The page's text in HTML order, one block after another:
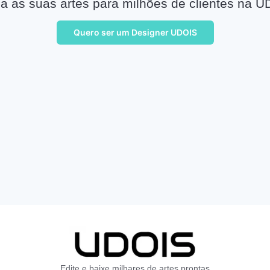
as suas artes para milhões de clientes na
Quero ser um Designer UDOIS